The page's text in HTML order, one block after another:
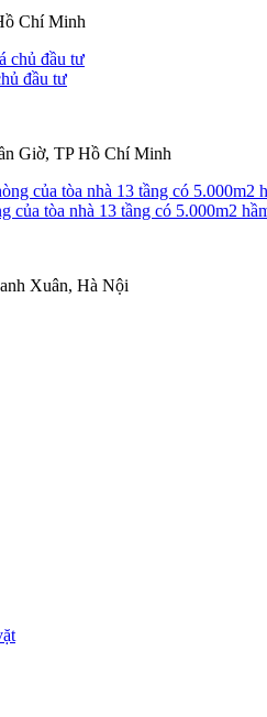
Chí Minh
đầu tư
Giờ, TP Hồ Chí Minh
của tòa nhà 13 tầng có 5.000m2
Xuân, Hà Nội